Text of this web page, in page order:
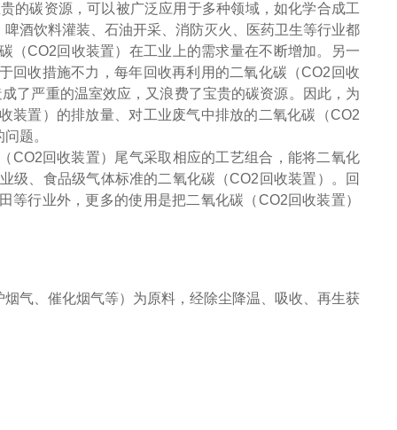
的碳资源，可以被广泛应用于多种领域，如化学合成工
酒饮料灌装、石油开采、消防灭火、医药卫生等行业都
（CO2回收装置）在工业上的需求量在不断增加。另一
回收措施不力，每年回收再利用的二氧化碳（CO2回收
了严重的温室效应，又浪费了宝贵的碳资源。因此，为
装置）的排放量、对工业废气中排放的二氧化碳（CO2
题。
CO2回收装置）尾气采取相应的工艺组合，能将二氧化
级、食品级气体标准的二氧化碳（CO2回收装置）。回
行业外，更多的使用是把二氧化碳（CO2回收装置）
气、催化烟气等）为原料，经除尘降温、吸收、再生获